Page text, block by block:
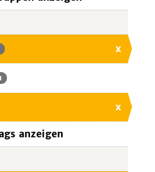
x
x
anzeigen